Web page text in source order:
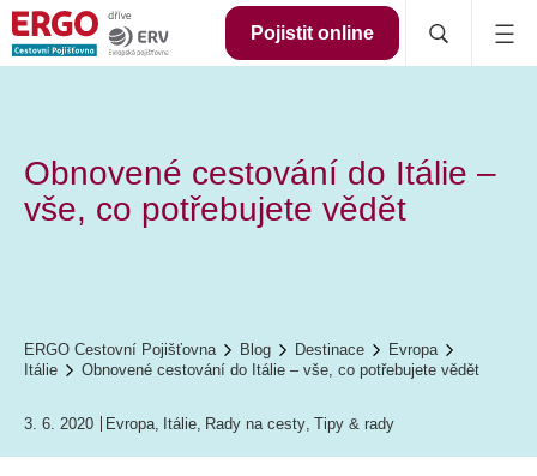
Pojistit online
Obnovené cestování do Itálie –
vše, co potřebujete vědět
ERGO Cestovní Pojišťovna Blog Destinace
Evropa
Itálie
Obnovené cestování do Itálie – vše, co potřebujete vědět
3. 6. 2020 Evropa, Itálie, Rady na cesty, Tipy & rady